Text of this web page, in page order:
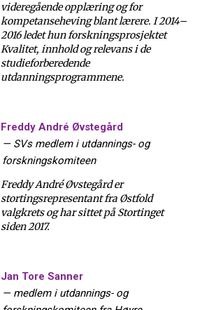
videregående opplæring og for
kompetanseheving blant lærere. I 2014–
2016 ledet hun forskningsprosjektet
Kvalitet, innhold og relevans i de
studieforberedende
utdanningsprogrammene.
Freddy André Øvstegård
— SVs medlem i utdannings- og
forskningskomiteen
Freddy André Øvstegård er
stortingsrepresentant fra Østfold
valgkrets og har sittet på Stortinget
siden 2017.
Jan Tore Sanner
— medlem i utdannings- og